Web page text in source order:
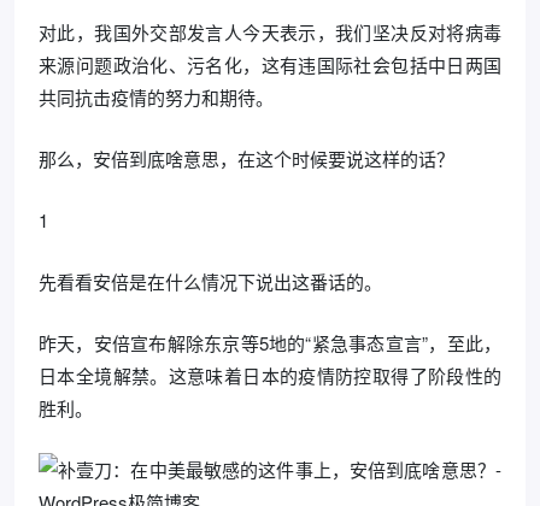
对此，我国外交部发言人今天表示，我们坚决反对将病毒
来源问题政治化、污名化，这有违国际社会包括中日两国
共同抗击疫情的努力和期待。
那么，安倍到底啥意思，在这个时候要说这样的话？
1
先看看安倍是在什么情况下说出这番话的。
昨天，安倍宣布解除东京等5地的“紧急事态宣言”，至此，
日本全境解禁。这意味着日本的疫情防控取得了阶段性的
胜利。